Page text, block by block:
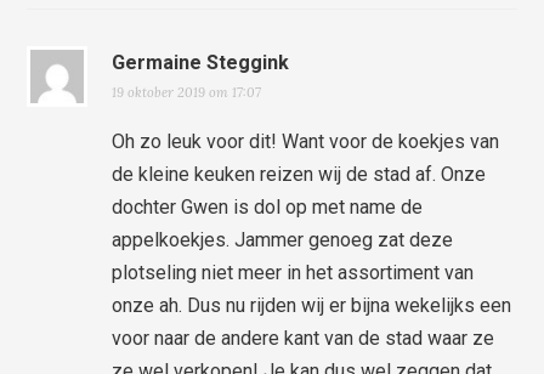
Germaine Steggink
19 oktober 2019 om 17:07
Oh zo leuk voor dit! Want voor de koekjes van
de kleine keuken reizen wij de stad af. Onze
dochter Gwen is dol op met name de
appelkoekjes. Jammer genoeg zat deze
plotseling niet meer in het assortiment van
onze ah. Dus nu rijden wij er bijna wekelijks een
voor naar de andere kant van de stad waar ze